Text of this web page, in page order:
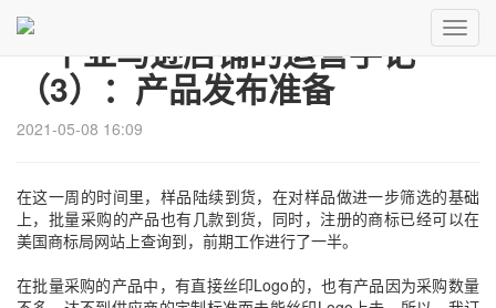
一个亚马逊店铺的运营手记
（3）：产品发布准备
2021-05-08 16:09
在这一周的时间里，样品陆续到货，在对样品做进一步筛选的基础
上，批量采购的产品也有几款到货，同时，注册的商标已经可以在
美国商标局网站上查询到，前期工作进行了一半。
在批量采购的产品中，有直接丝印Logo的，也有产品因为采购数量